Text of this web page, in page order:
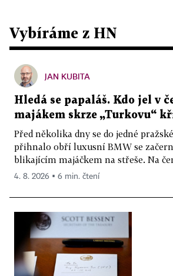
Vybíráme z HN
JAN KUBITA
Hledá se papaláš. Kdo jel v
majákem skrze „Turkovu“
Před několika dny se do jedné
přihnalo obří luxusní BMW se
blikajícím majáčkem na střeše. Na
4. 8. 2026 ▪ 6 min. čtení